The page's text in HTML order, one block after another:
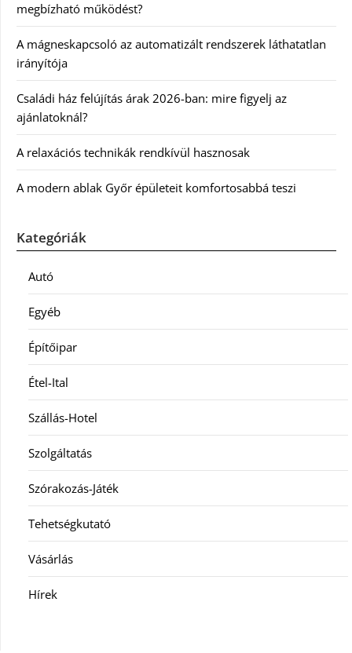
megbízható működést?
A mágneskapcsoló az automatizált rendszerek láthatatlan
irányítója
Családi ház felújítás árak 2026-ban: mire figyelj az
ajánlatoknál?
A relaxációs technikák rendkívül hasznosak
A modern ablak Győr épületeit komfortosabbá teszi
Kategóriák
Autó
Egyéb
Építőipar
Étel-Ital
Szállás-Hotel
Szolgáltatás
Szórakozás-Játék
Tehetségkutató
Vásárlás
Hírek